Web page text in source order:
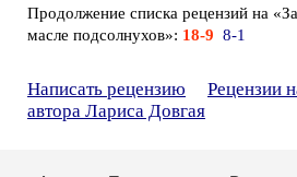
Продолжение списка рецензий на
масле подсолнухов»: 18-9 8-1
Написать рецензию
Рецензии
автора Лариса Довгая